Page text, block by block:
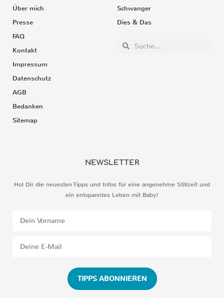
Über mich
Presse
FAQ
Kontakt
Impressum
Datenschutz
AGB
Bedanken
Sitemap
Schwanger
Dies & Das
NEWSLETTER
Hol Dir die neuesten Tipps und Infos für eine angenehme Stillzeit und
ein entspanntes Leben mit Baby!
TIPPS ABONNIEREN